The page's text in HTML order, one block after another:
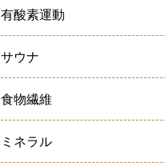
有酸素運動
サウナ
食物繊維
ミネラル